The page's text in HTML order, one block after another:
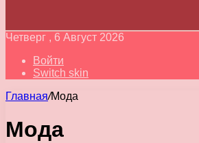
Четверг , 6 Август 2026
Войти
Switch skin
Главная/Мода
Мода